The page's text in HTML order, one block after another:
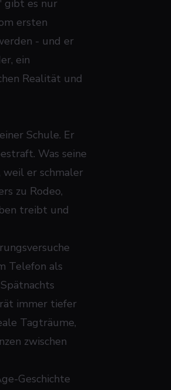
gibt es nur
ersten
- und er
ein
Realität und
Schule. Er
Was seine
weil er schmaler
zu Rodeo,
treibt und
Telefon als
immer tiefer
Tagträume,
zwischen
Geschichte